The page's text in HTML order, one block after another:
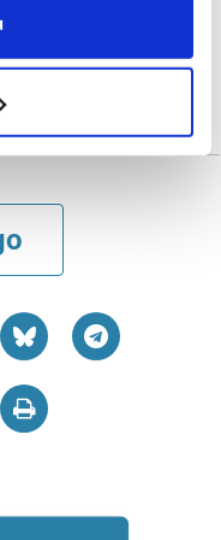
geographical
scanning it for
iragarki eta eduki
eta edukia
nork eta zertarako
dira. Ikusi gure